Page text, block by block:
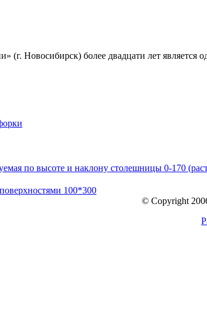
Новосибирск) более двадцати лет является
по высоте и наклону столешницы 0-170
100*300
© Copyright